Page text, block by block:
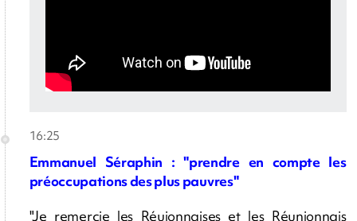
16:25
Emmanuel Séraphin : "prendre en compte les
préoccupations des plus pauvres"
"Je remercie les Réuionnaises et les Réunionnais